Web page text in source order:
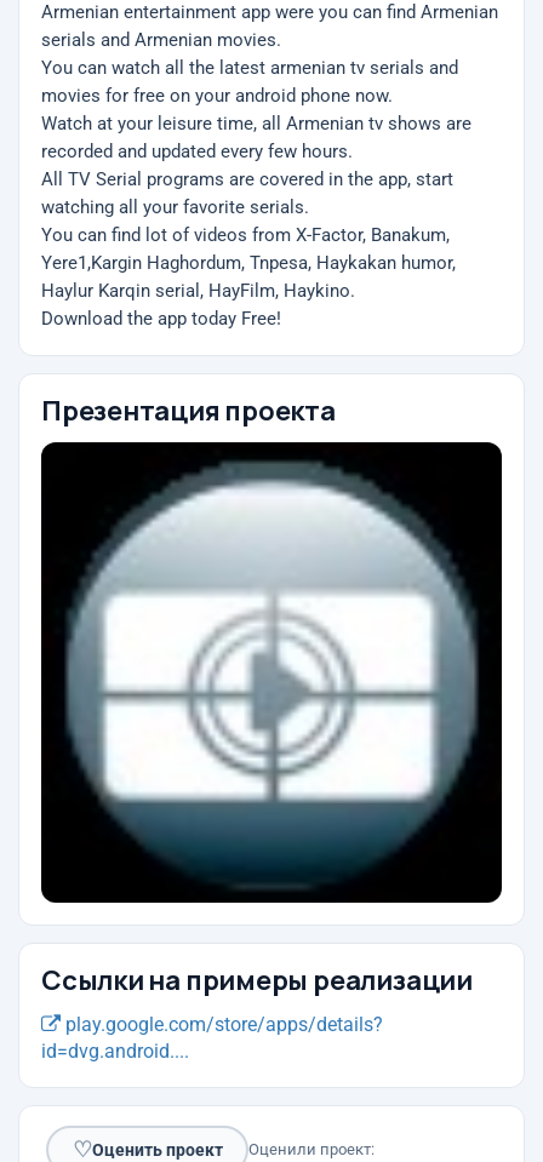
Armenian entertainment app were you can find Armenian
serials and Armenian movies.
You can watch all the latest armenian tv serials and
movies for free on your android phone now.
Watch at your leisure time, all Armenian tv shows are
recorded and updated every few hours.
All TV Serial programs are covered in the app, start
watching all your favorite serials.
You can find lot of videos from X-Factor, Banakum,
Yere1,Kargin Haghordum, Tnpesa, Haykakan humor,
Haylur Karqin serial, HayFilm, Haykino.
Download the app today Free!
Презентация проекта
Ссылки на примеры реализации
play.google.com/store/apps/details?
id=dvg.android....
♡Оценить проект Оценили проект: